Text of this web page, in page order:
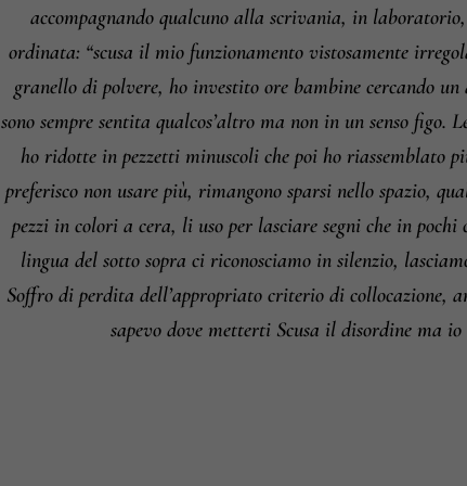
accompagnando qualcuno alla scrivania, in
ordinata: “scusa il mio funzionamento vistosamente
granello di polvere, ho investito ore bambine cercando
sono sempre sentita qualcos’altro ma non in un senso figo.
ho ridotte in pezzetti minuscoli che poi ho riassemblato
preferisco non usare più, rimangono sparsi nello spazio,
pezzi in colori a cera, li uso per lasciare segni che in
lingua del sotto sopra ci riconosciamo in silenzio,
Soffro di perdita dell’appropriato criterio di collocazione,
sapevo dove metterti Scusa il disordine ma